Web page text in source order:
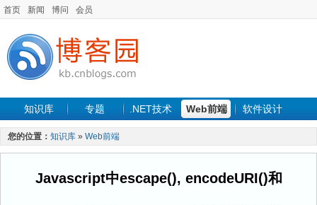
首页 新闻 博问 会员
知识库 专题 .NET技术 Web前端 软件设计
手机开发 软件工程
最新文章
您的位置： 知识库 » Web前端
Javascript中escape(), encodeURI()和